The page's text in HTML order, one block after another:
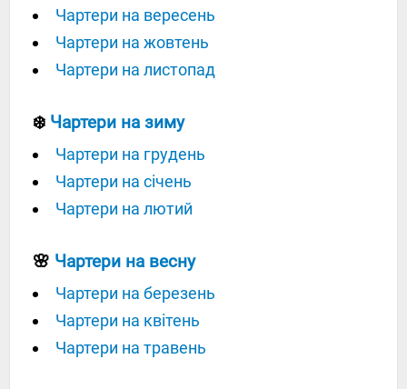
Чартери на вересень
Чартери на жовтень
Чартери на листопад
❄️ Чартери на зиму
Чартери на грудень
Чартери на січень
Чартери на лютий
🌸 Чартери на весну
Чартери на березень
Чартери на квітень
Чартери на травень